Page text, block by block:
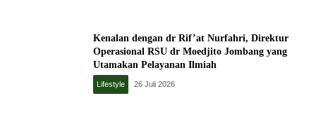
Kenalan dengan dr Rif’at Nurfahri, Direktur
Operasional RSU dr Moedjito Jombang yang
Utamakan Pelayanan Ilmiah
Lifestyle 26 Juli 2026